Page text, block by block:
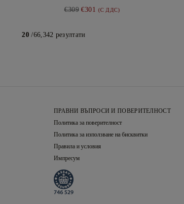
€309 €301 (С ДДС)
20 /66,342 резултати
ПРАВНИ ВЪПРОСИ И ПОВЕРИТЕЛНОСТ
Политика за поверителност
Политика за използване на бисквитки
Правила и условия
Импресум